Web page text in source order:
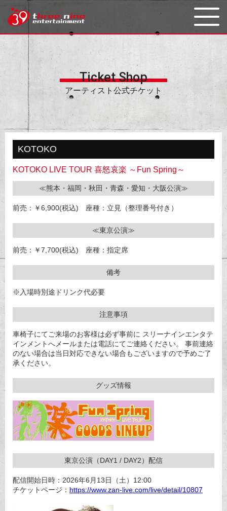
Ticket Shop
アーティスト公式チケット
KOTOKO
KOTOKO LIVE TOUR 喜怒哀楽 ～Fun Spring～
≪熊本・福岡・秋田・青森・愛知・大阪公演≫
前売：￥6,900(税込) 座種：立見（整理番号付き）
≪東京公演≫
前売：￥7,700(税込) 座種：指定席
備考
※入場時別途ドリンク代必要
注意事項
車椅子にてご来場のお客様は必ず事前に スリーナインエンタテ
インメントへメールまたは電話にてご連絡ください。 事前連絡
のない場合は当日対応できない場合もございますので予めご了
承ください。
グッズ情報
東京公演（DAY1 / DAY2）配信
配信開始日時：2026年6月13日（土）12:00
チケットページ： https://www.zan-live.com/live/detail/10807